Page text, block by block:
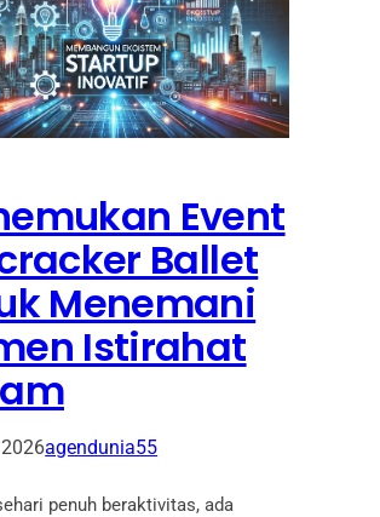
Event
Ballet
Menemani
Istirahat
agendunia55
penuh beraktivitas, ada